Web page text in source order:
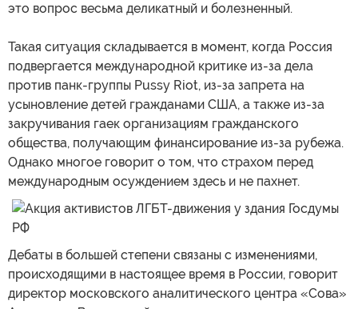
это вопрос весьма деликатный и болезненный.
Такая ситуация складывается в момент, когда Россия
подвергается международной критике из-за дела
против панк-группы Pussy Riot, из-за запрета на
усыновление детей гражданами США, а также из-за
закручивания гаек организациям гражданского
общества, получающим финансирование из-за рубежа.
Однако многое говорит о том, что страхом перед
международным осуждением здесь и не пахнет.
Дебаты в большей степени связаны с изменениями,
происходящими в настоящее время в России, говорит
директор московского аналитического центра «Сова»